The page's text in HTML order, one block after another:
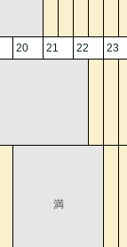
20 21 22 23
満